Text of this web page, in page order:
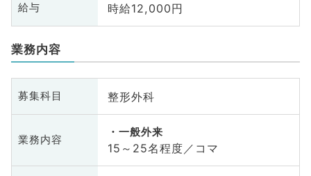
給与 時給12,000円
業務内容
募集科目 整形外科
業務内容
一般外来
15～25名程度／コマ